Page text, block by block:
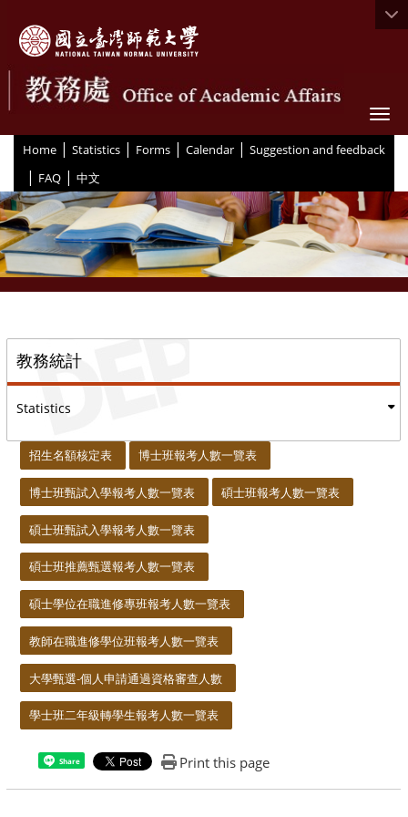
Home | Statistics | Forms | Calendar | Suggestion and feedback
| FAQ | 中文
教務統計
Statistics
招生名額核定表 博士班報考人數一覽表
博士班甄試入學報考人數一覽表 碩士班報考人數一覽表
碩士班甄試入學報考人數一覽表
碩士班推薦甄選報考人數一覽表
碩士學位在職進修專班報考人數一覽表
教師在職進修學位班報考人數一覽表
大學甄選-個人申請通過資格審查人數
學士班二年級轉學生報考人數一覽表
Share Print this page